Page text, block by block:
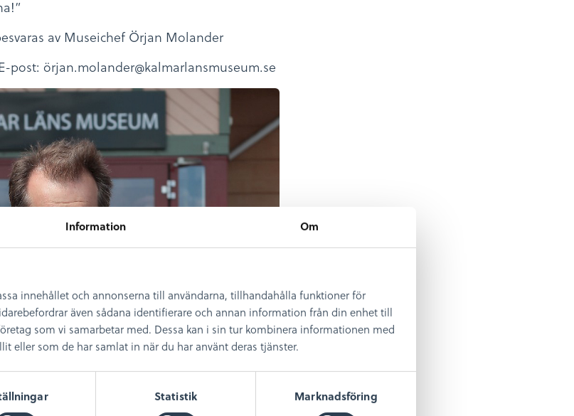
Information Om
innehållet och annonserna till användarna, tillhandahålla funktioner för
även sådana identifierare och annan information från din enhet till
som vi samarbetar med. Dessa kan i sin tur kombinera informationen med
eller som de har samlat in när du har använt deras tjänster.
Statistik Marknadsföring
av Museichef Örjan Molander
post: örjan.molander@kalmarlansmuseum.se